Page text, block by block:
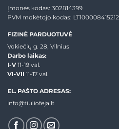
Įmonės kodas: 302814399
PVM mokėtojo kodas: LT100008415212
FIZINĖ PARDUOTUVĖ
Vokiečių g. 28, Vilnius
Darbo laikas:
I-V 11-19 val.
VI-VII 11-17 val.
EL. PAŠTO ADRESAS:
info@tiuliofeja.lt